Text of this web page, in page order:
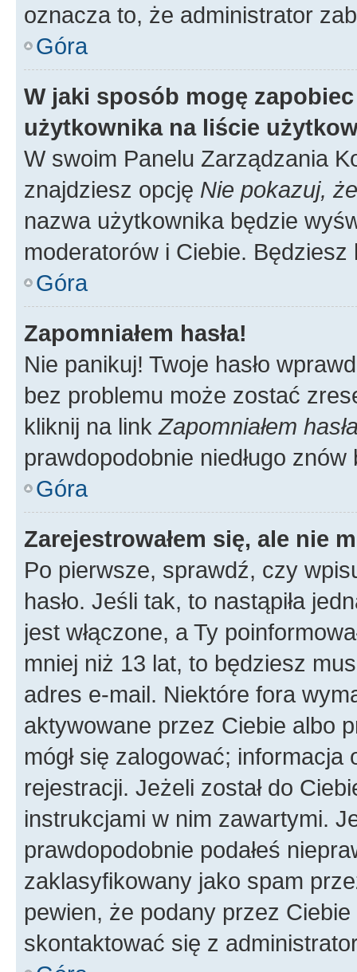
oznacza to, że administrator
Góra
W jaki sposób mogę
użytkownika na liście
W swoim Panelu Zarządzania
znajdziesz opcję Nie pokazuj,
nazwa użytkownika będzie
moderatorów i Ciebie.
Góra
Zapomniałem hasła!
Nie panikuj! Twoje hasło
bez problemu może zostać
kliknij na linkZapomniałem
prawdopodobnie niedługo
Góra
Zarejestrowałem się, ale nie
Po pierwsze, sprawdź, czy
hasło. Jeśli tak, to nastąpiła
jest włączone, a Ty
mniej niż 13 lat, to będziesz
adres e-mail. Niektóre fora
aktywowane przez Ciebie albo
mógł się zalogować;
rejestracji. Jeżeli został do
instrukcjami w nim zawartymi.
prawdopodobnie podałeś
zaklasyfikowany jako spam
pewien, że podany przez
skontaktować się z